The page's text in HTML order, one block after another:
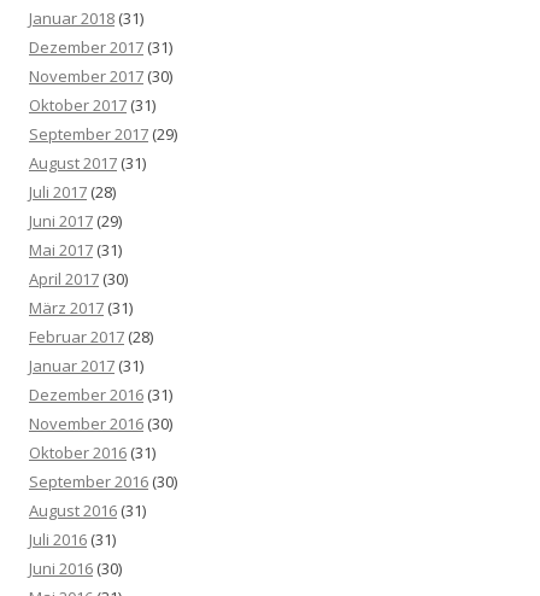
Januar 2018 (31)
Dezember 2017 (31)
November 2017 (30)
Oktober 2017 (31)
September 2017 (29)
August 2017 (31)
Juli 2017 (28)
Juni 2017 (29)
Mai 2017 (31)
April 2017 (30)
März 2017 (31)
Februar 2017 (28)
Januar 2017 (31)
Dezember 2016 (31)
November 2016 (30)
Oktober 2016 (31)
September 2016 (30)
August 2016 (31)
Juli 2016 (31)
Juni 2016 (30)